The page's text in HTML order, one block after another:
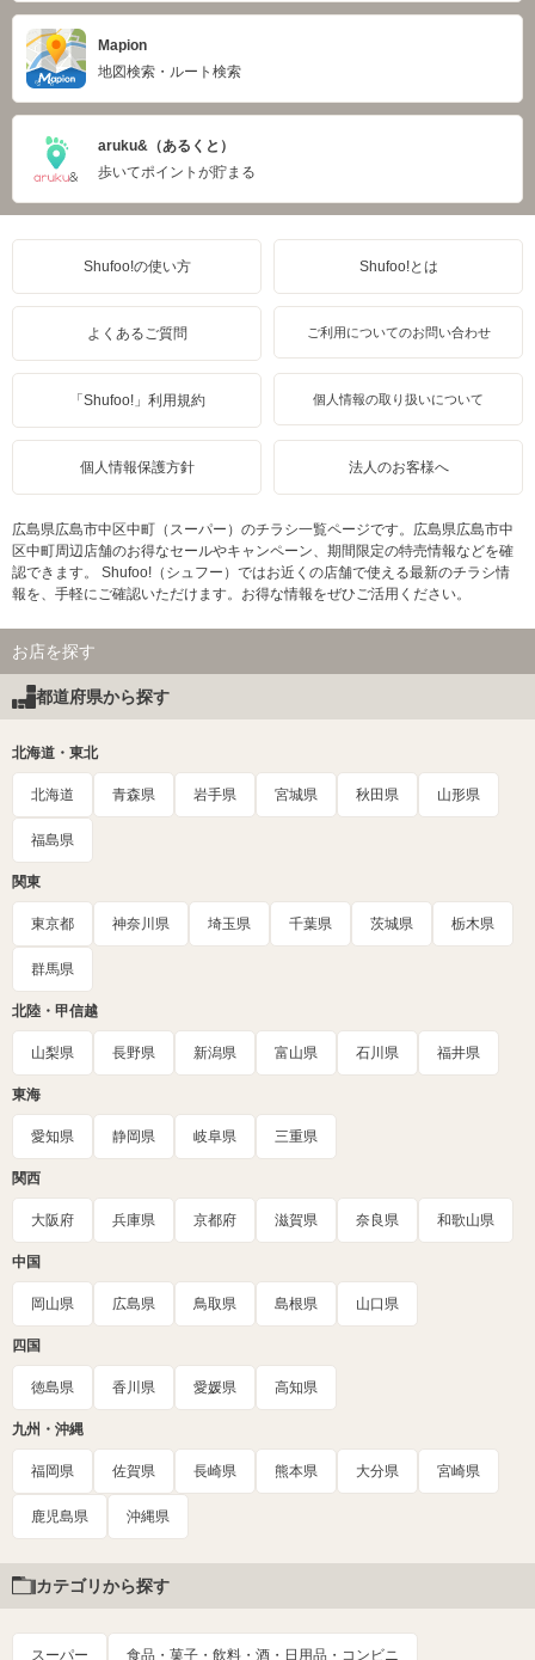
Mapion
地図検索・ルート検索
aruku&（あるくと）
歩いてポイントが貯まる
Shufoo!の使い方 Shufoo!とは
よくあるご質問 ご利用についてのお問い合わせ
「Shufoo!」利用規約 個人情報の取り扱いについて
個人情報保護方針 法人のお客様へ
広島県広島市中区中町（スーパー）のチラシ一覧ページです。広島県広島市中
区中町周辺店舗のお得なセールやキャンペーン、期間限定の特売情報などを確
認できます。 Shufoo!（シュフー）ではお近くの店舗で使える最新のチラシ情
報を、手軽にご確認いただけます。お得な情報をぜひご活用ください。
お店を探す
都道府県から探す
北海道・東北
北海道 青森県 岩手県 宮城県 秋田県 山形県
福島県
関東
東京都 神奈川県 埼玉県 千葉県 茨城県 栃木県
群馬県
北陸・甲信越
山梨県 長野県 新潟県 富山県 石川県 福井県
東海
愛知県 静岡県 岐阜県 三重県
関西
大阪府 兵庫県 京都府 滋賀県 奈良県 和歌山県
中国
岡山県 広島県 鳥取県 島根県 山口県
四国
徳島県 香川県 愛媛県 高知県
九州・沖縄
福岡県 佐賀県 長崎県 熊本県 大分県 宮崎県
鹿児島県 沖縄県
カテゴリから探す
スーパー 食品・菓子・飲料・酒・日用品・コンビニ